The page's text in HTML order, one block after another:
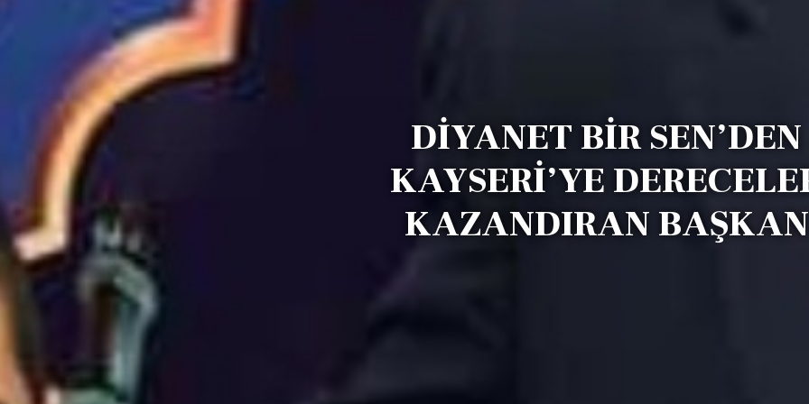
DİYANET BİR SEN’DEN
KAYSERİ’YE
KAZANDIRAN BAŞKAN